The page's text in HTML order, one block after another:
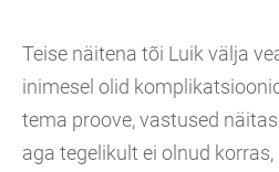
Teise näitena tõi Luik välja
inimesel olid
tema proove, vastused
aga tegelikult ei olnud